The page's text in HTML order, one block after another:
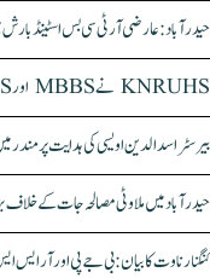
حیدرآباد: عارضی آر ٹی سی بس اسٹینڈ بارش
KNRUHS نے MBBS اور BDS داخلوں کا نوٹیفکیشن جاری کر دیا
بیرسٹر اسدالدین اویسی کی ہدایت پر مندر
حیدرآباد میں ملاوٹی مصالحہ جات کے خلاف بڑا کریک ڈاؤن، 25 ٹن سے
کنگنا رناوت کا بیان: بی جے پی اور آر